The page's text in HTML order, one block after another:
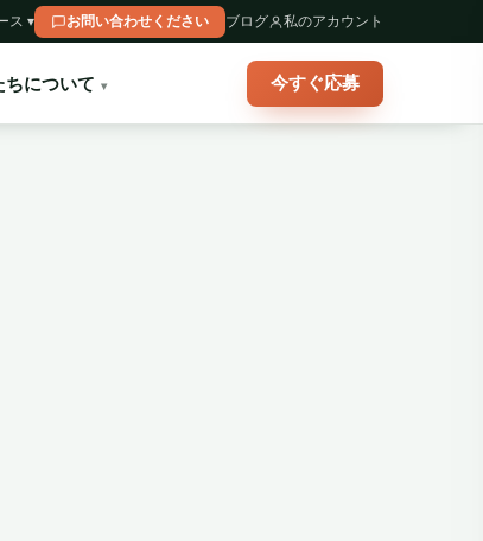
ス ▾ お問い合わせください ブログ 私のアカウント
ちについて 今すぐ応募